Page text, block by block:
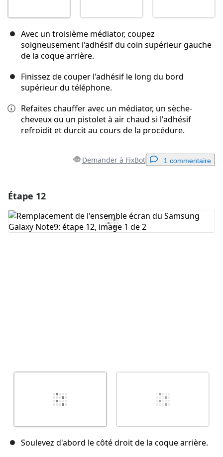
Avec un troisième médiator, coupez
soigneusement l'adhésif du coin supérieur gauche
de la coque arrière.
Finissez de couper l'adhésif le long du bord
supérieur du téléphone.
Refaites chauffer avec un médiator, un sèche-
cheveux ou un pistolet à air chaud si l'adhésif
refroidit et durcit au cours de la procédure.
Demander à FixBot 1 commentaire
Ajouter un commentaire
Étape 12
Soulevez d'abord le côté droit de la coque arrière.